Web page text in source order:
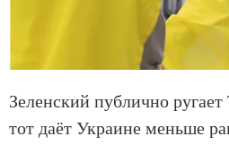
Зеленский публично
тот даёт Украине меньше